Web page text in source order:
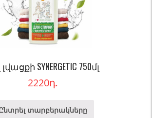
SYNERGETIC 750մլ
2220դ.
տարբերակները